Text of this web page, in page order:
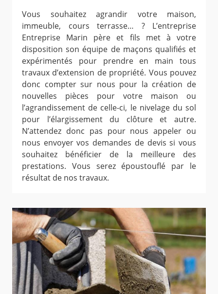
Vous souhaitez agrandir votre maison,
immeuble, cours terrasse… ? L’entreprise
Entreprise Marin père et fils met à votre
disposition son équipe de maçons qualifiés et
expérimentés pour prendre en main tous
travaux d’extension de propriété. Vous pouvez
donc compter sur nous pour la création de
nouvelles pièces pour votre maison ou
l’agrandissement de celle-ci, le nivelage du sol
pour l’élargissement du clôture et autre.
N’attendez donc pas pour nous appeler ou
nous envoyer vos demandes de devis si vous
souhaitez bénéficier de la meilleure des
prestations. Vous serez époustouflé par le
résultat de nos travaux.